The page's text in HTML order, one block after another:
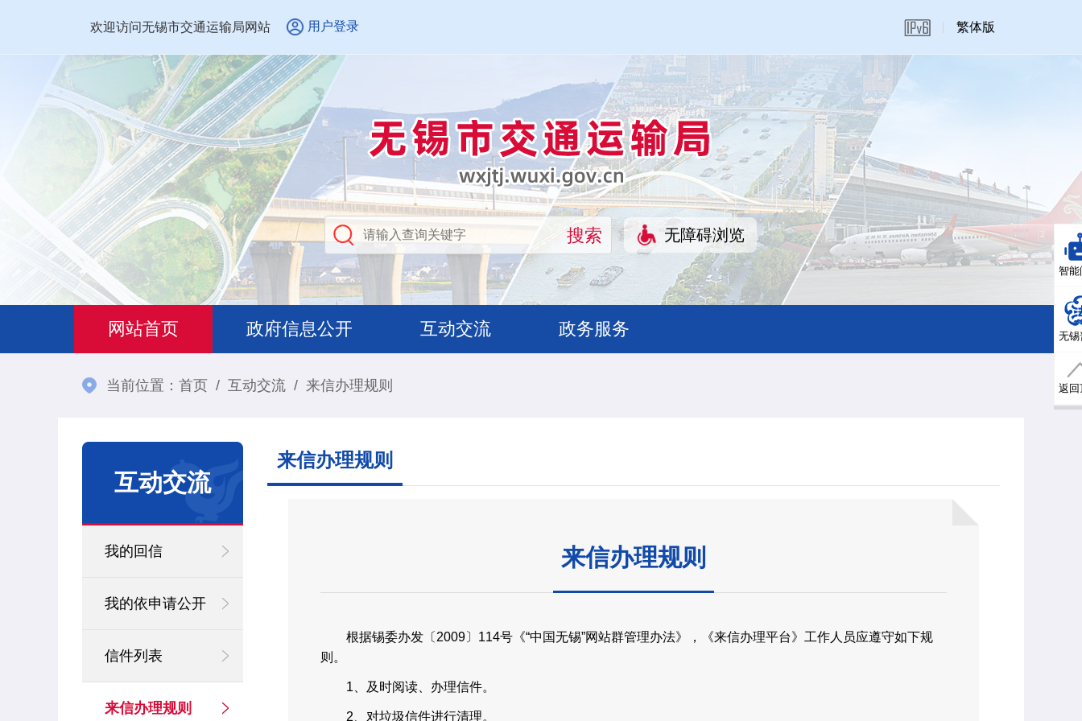
欢迎访问无锡市交通运输局网站 用户登录 繁体版
无障碍浏览
网站首页 政府信息公开 互动交流 政务服务
当前位置： 首页 / 互动交流 / 来信办理规则
互动交流
我的回信
我的依申请公开
信件列表
来信办理规则
来信办理规则
来信办理规则
根据锡委办发〔2009〕114号《“中国无锡”网站群管理办法》，《来信办理平台》工作人员应遵守如下规
则。
1、及时阅读、办理信件。
2、对垃圾信件进行清理。
智能
无锡
返回